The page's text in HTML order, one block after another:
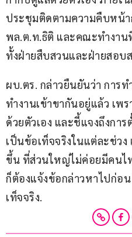
ประชุมติดตามความคืบหน้
พล.ต.ท.ธิติ และคณะทำงาน
ทั้งฝ่ายสืบสวนและฝ่ายสอบ
ผบ.ตร. กล่าวยืนยันว่า การ
ทำงานเข้าขากันอยู่แล้ว เพ
ด้วยตัวเอง และชี้แจงถึงกา
เป็นข้อเท็จจริงในแต่ละช่ว
ขึ้น ที่ส่วนใหญ่ไม่ค่อยมีคนไ
ก็ต้องแจ้งข้อกล่าวหาไปก่อ
เท็จจริง.